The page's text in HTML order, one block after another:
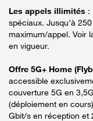
Les appels illimités :
spéciaux. Jusqu’à
maximum/appel. Voir
en vigueur.
Offre 5G+ Home
accessible
couverture 5G en
(déploiement en
Gbit/s en réception et